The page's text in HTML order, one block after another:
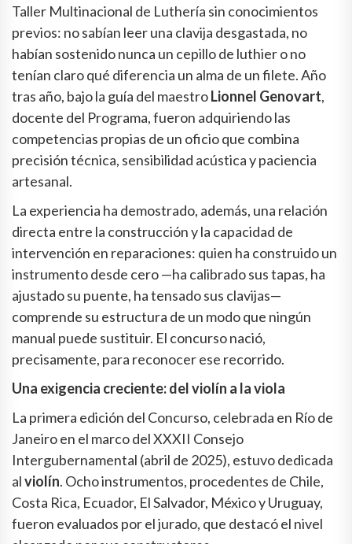
Taller Multinacional de Luthería sin conocimientos
previos: no sabían leer una clavija desgastada, no
habían sostenido nunca un cepillo de luthier o no
tenían claro qué diferencia un alma de un filete. Año
tras año, bajo la guía del maestroLionnel Genovart,
docente del Programa, fueron adquiriendo las
competencias propias de un oficio que combina
precisión técnica, sensibilidad acústica y paciencia
artesanal.
La experiencia ha demostrado, además, una relación
directa entre la construcción y la capacidad de
intervención en reparaciones: quien ha construido un
instrumento desde cero —ha calibrado sus tapas, ha
ajustado su puente, ha tensado sus clavijas—
comprende su estructura de un modo que ningún
manual puede sustituir. El concurso nació,
precisamente, para reconocer ese recorrido.
Una exigencia creciente: del violín a la viola
La primera edición del Concurso, celebrada en Río de
Janeiro en el marco del XXXII Consejo
Intergubernamental (abril de 2025), estuvo dedicada
alviolín. Ocho instrumentos, procedentes de Chile,
Costa Rica, Ecuador, El Salvador, México y Uruguay,
fueron evaluados por el jurado, que destacó el nivel